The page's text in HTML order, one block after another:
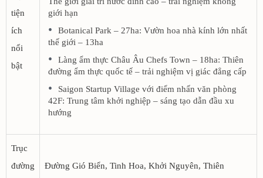
tiện
ích
nổi
bật
giới hạn
Botanical Park – 27ha: Vườn hoa nhà kính lớn nhất
thế giới – 13ha
Làng ẩm thực Châu Âu Chefs Town – 18ha: Thiên
đường ẩm thực quốc tế – trải nghiệm vị giác đẳng cấp
Saigon Startup Village với điểm nhấn văn phòng
42F: Trung tâm khởi nghiệp – sáng tạo dẫn đầu xu
hướng
Trục
đường
Đường Gió Biển, Tinh Hoa, Khởi Nguyên, Thiên